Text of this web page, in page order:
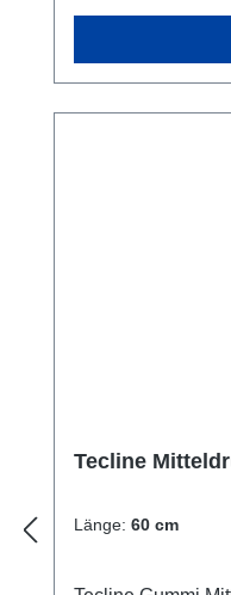
Tecline
Länge: 60 cm